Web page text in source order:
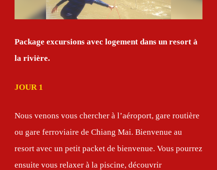
Package excursions avec logement dans un resort à
la rivière.
JOUR 1
Nous venons vous chercher à l’aéroport, gare routière
ou gare ferroviaire de Chiang Mai. Bienvenue au
resort avec un petit packet de bienvenue. Vous pourrez
ensuite vous relaxer à la piscine, découvrir